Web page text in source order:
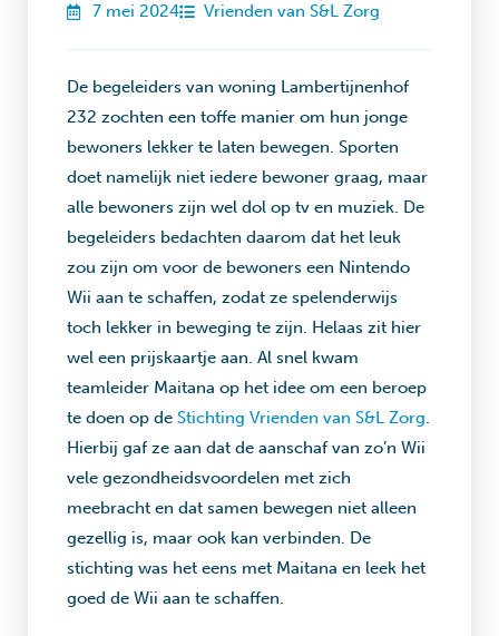
7 mei 2024 Vrienden van S&L Zorg
De begeleiders van woning Lambertijnenhof
232 zochten een toffe manier om hun jonge
bewoners lekker te laten bewegen. Sporten
doet namelijk niet iedere bewoner graag, maar
alle bewoners zijn wel dol op tv en muziek. De
begeleiders bedachten daarom dat het leuk
zou zijn om voor de bewoners een Nintendo
Wii aan te schaffen, zodat ze spelenderwijs
toch lekker in beweging te zijn. Helaas zit hier
wel een prijskaartje aan. Al snel kwam
teamleider Maitana op het idee om een beroep
te doen op de Stichting Vrienden van S&L Zorg.
Hierbij gaf ze aan dat de aanschaf van zo’n Wii
vele gezondheidsvoordelen met zich
meebracht en dat samen bewegen niet alleen
gezellig is, maar ook kan verbinden. De
stichting was het eens met Maitana en leek het
goed de Wii aan te schaffen.